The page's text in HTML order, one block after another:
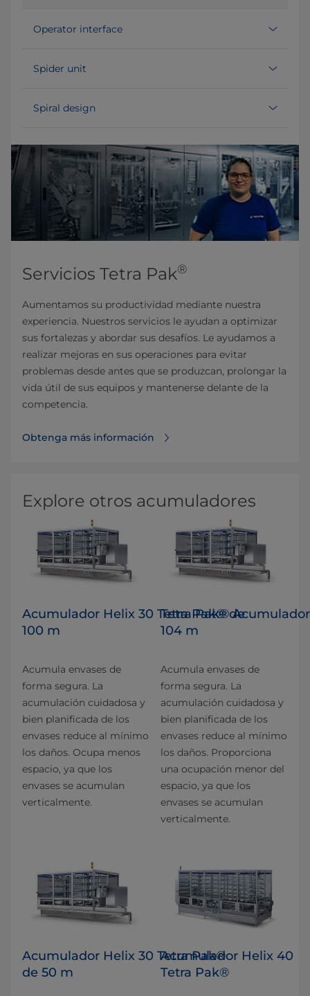
Operator interface
Spider unit
Spiral design
Servicios Tetra Pak®
Aumentamos su productividad mediante nuestra
experiencia. Nuestros servicios le ayudan a optimizar
sus fortalezas y abordar sus desafíos. Le ayudamos a
realizar mejoras en sus operaciones para evitar
problemas desde antes que se produzcan, prolongar la
vida útil de sus equipos y mantenerse delante de la
competencia.
Obtenga más información
Explore otros acumuladores
Acumulador Helix 30 Tetra Pak® de
100 m
Acumula envases de
forma segura. La
acumulación cuidadosa y
bien planificada de los
envases reduce al mínimo
los daños. Ocupa menos
espacio, ya que los
envases se acumulan
verticalmente.
Tetra Pak®
104 m
Acumula envases de
forma segura. La
acumulación cuidadosa y
bien planificada de los
envases reduce al mínimo
los daños. Proporciona
una ocupación menor del
espacio, ya que los
envases se acumulan
verticalmente.
Acumulador Helix 30 Tetra Pak®
de 50 m
Acumulador Helix 40
Tetra Pak®